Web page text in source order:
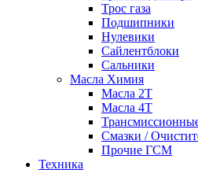
Трос газа
Подшипники
Нулевики
Сайлентблоки
Сальники
Масла Химия
Масла 2Т
Масла 4Т
Смазки /
Прочие ГСМ
Техника